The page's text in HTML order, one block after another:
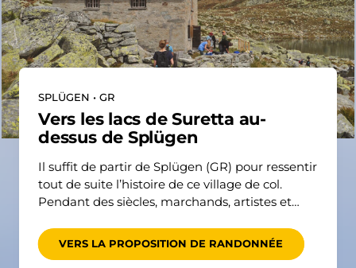
SPLÜGEN • GR
Vers les lacs de Suretta au-
dessus de Splügen
Il suffit de partir de Splügen (GR) pour ressentir
tout de suite l’histoire de ce village de col.
Pendant des siècles, marchands, artistes et
poursuivre leur route à travers les Alpes.
Aujourd’hui encore, la localité se distingue par
VERS LA PROPOSITION DE RANDONNÉE